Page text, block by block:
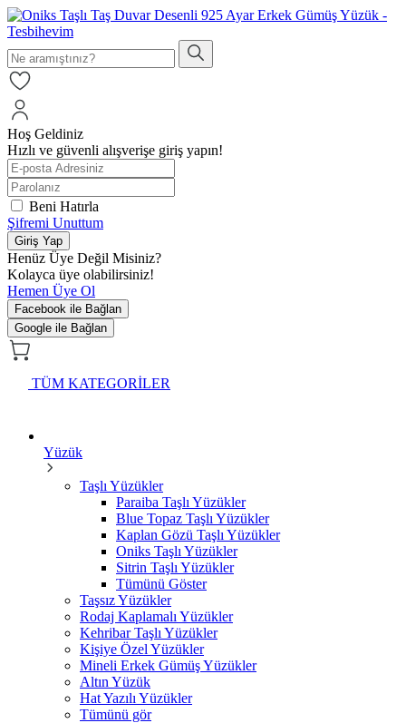
Hoş Geldiniz
Hızlı ve güvenli alışverişe giriş yapın!
Beni Hatırla
Şifremi Unuttum
Giriş Yap
Henüz Üye Değil Misiniz?
Kolayca üye olabilirsiniz!
Hemen Üye Ol
Facebook ile Bağlan
Google ile Bağlan
TÜM KATEGORİLER
Yüzük
Taşlı Yüzükler
Paraiba Taşlı Yüzükler
Blue Topaz Taşlı Yüzükler
Kaplan Gözü Taşlı Yüzükler
Oniks Taşlı Yüzükler
Sitrin Taşlı Yüzükler
Tümünü Göster
Taşsız Yüzükler
Rodaj Kaplamalı Yüzükler
Kehribar Taşlı Yüzükler
Kişiye Özel Yüzükler
Mineli Erkek Gümüş Yüzükler
Altın Yüzük
Hat Yazılı Yüzükler
Tümünü gör